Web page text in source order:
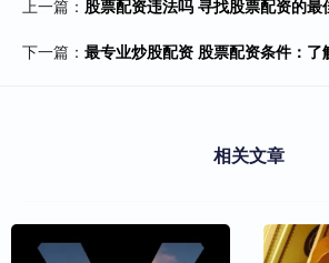
上一篇： 股票配资违法吗 寻找股票配资的最
下一篇： 最专业炒股配资 股票配资条件：了
相关文章